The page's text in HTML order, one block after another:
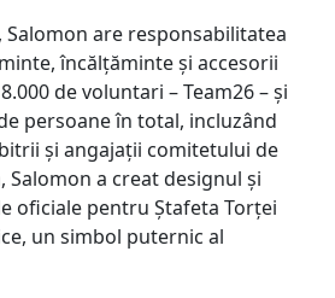
Salomon are responsabilitatea
încălțăminte și accesorii
de voluntari – Team26 – și
persoane în total, incluzând
și angajații comitetului de
Salomon a creat designul și
oficiale pentru Ștafeta Torței
un simbol puternic al